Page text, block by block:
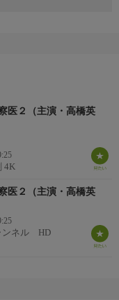
解き明かす！
医２（主演・高橋英
4K
医２（主演・高橋英
ンネル HD